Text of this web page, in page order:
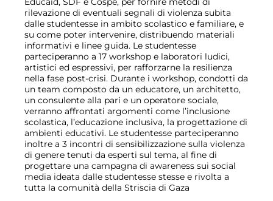
rilevazione di eventuali segnali di violenza subita
dalle studentesse in ambito scolastico e familiare, e
su come poter intervenire, distribuendo materiali
informativi e linee guida. Le studentesse
parteciperanno a 17 workshop e laboratori ludici,
artistici ed espressivi, per rafforzarne la resilienza
nella fase post-crisi. Durante i workshop, condotti da
un team composto da un educatore, un architetto,
un consulente alla pari e un operatore sociale,
verranno affrontati argomenti come l’inclusione
scolastica, l’educazione inclusiva, la progettazione di
ambienti educativi. Le studentesse parteciperanno
inoltre a 3 incontri di sensibilizzazione sulla violenza
di genere tenuti da esperti sul tema, al fine di
progettare una campagna di awareness sui social
media ideata dalle studentesse stesse e rivolta a
tutta la comunità della Striscia di Gaza